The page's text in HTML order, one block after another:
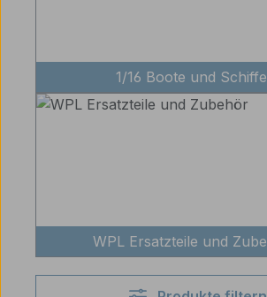
1/16 Boote und Schiffe
WPL Ersatzteile und